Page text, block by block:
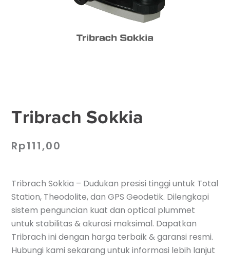
Tribrach Sokkia
Rp111,00
Tribrach Sokkia – Dudukan presisi tinggi untuk Total
Station, Theodolite, dan GPS Geodetik. Dilengkapi
sistem penguncian kuat dan optical plummet
untuk stabilitas & akurasi maksimal. Dapatkan
Tribrach ini dengan harga terbaik & garansi resmi.
Hubungi kami sekarang untuk informasi lebih lanjut